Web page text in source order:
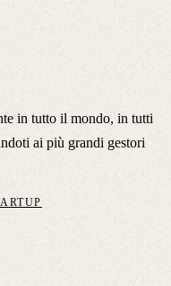
in tutto il mondo, in tutti
ai più grandi gestori